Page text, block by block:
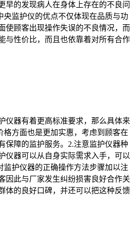
早的发现病人在身体上存在的不良问
监护仪的优点不仅体现在品质与功
使顾客出现操作失误的不良情况，而
与性价比，而且也依靠着对所有合作
仪器有着更高标准要求，那么具体来
方面也是更加实惠，考虑到顾客在
保障的监护服务。2.注意监护仪器种
仪器可以从自身实际需求入手，可以
护仪器的正确操作方法步骤加以注
因此与厂家发生纠纷损害良好合作关
体的良好口碑，并还可以把这种反馈